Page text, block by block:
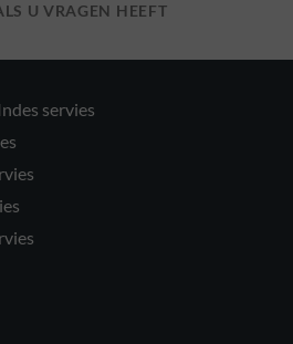
U VRAGEN HEEFT
servies